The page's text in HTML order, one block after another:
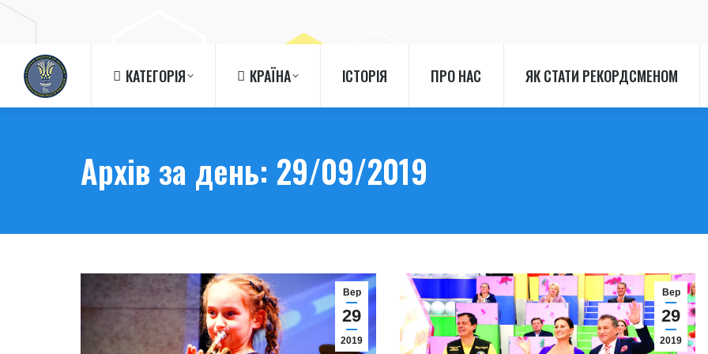
КАТЕГОРІЯ КРАЇНА ІСТОРІЯ ПРО НАС ЯК СТАТИ РЕКОРДСМЕНОМ
Архів за день: 29/09/2019
Вер
29
2019
Вер
29
2019